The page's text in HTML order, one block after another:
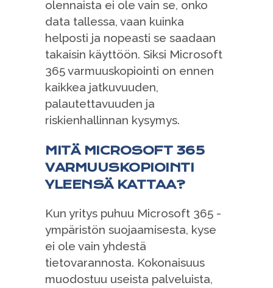
olennaista ei ole vain se, onko
data tallessa, vaan kuinka
helposti ja nopeasti se saadaan
takaisin käyttöön. Siksi Microsoft
365 varmuuskopiointi on ennen
kaikkea jatkuvuuden,
palautettavuuden ja
riskienhallinnan kysymys.
MITÄ MICROSOFT 365
VARMUUSKOPIOINTI
YLEENSÄ KATTAA?
Kun yritys puhuu Microsoft 365 -
ympäristön suojaamisesta, kyse
ei ole vain yhdestä
tietovarannosta. Kokonaisuus
muodostuu useista palveluista,